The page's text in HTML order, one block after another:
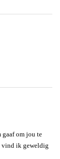
gaaf om jou te
vind ik geweldig